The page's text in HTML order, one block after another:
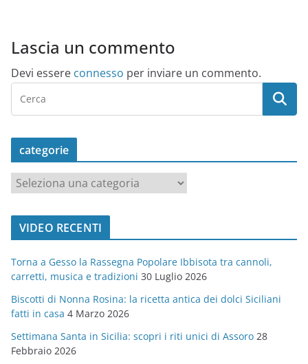
Lascia un commento
Devi essere connesso per inviare un commento.
categorie
a
t
o
r
i
e
VIDEO RECENTI
Torna a Gesso la Rassegna Popolare Ibbisota tra cannoli,
carretti, musica e tradizioni 30 Luglio 2026
Biscotti di Nonna Rosina: la ricetta antica dei dolci Siciliani
fatti in casa 4 Marzo 2026
Settimana Santa in Sicilia: scopri i riti unici di Assoro 28
Febbraio 2026